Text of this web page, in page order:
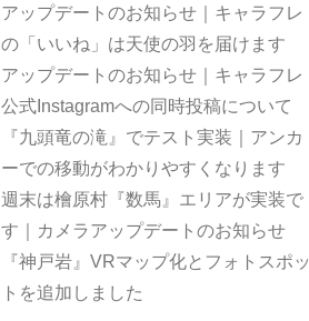
アップデートのお知らせ｜キャラフレ
の「いいね」は天使の羽を届けます
アップデートのお知らせ｜キャラフレ
公式Instagramへの同時投稿について
『九頭竜の滝』でテスト実装｜アンカ
ーでの移動がわかりやすくなります
週末は檜原村『数馬』エリアが実装で
す｜カメラアップデートのお知らせ
『神戸岩』VRマップ化とフォトスポッ
トを追加しました